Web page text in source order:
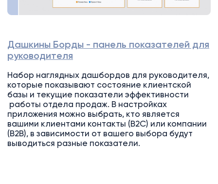
Дашкины Борды - панель показателей для
руководителя
Набор наглядных дашбордов для руководителя,
которые показывают состояние клиентской
базы и текущие показатели эффективности
работы отдела продаж. В настройках
приложения можно выбрать, кто является
вашими клиентами контакты (B2C) или компании
(B2B), в зависимости от вашего выбора будут
выводиться разные показатели.